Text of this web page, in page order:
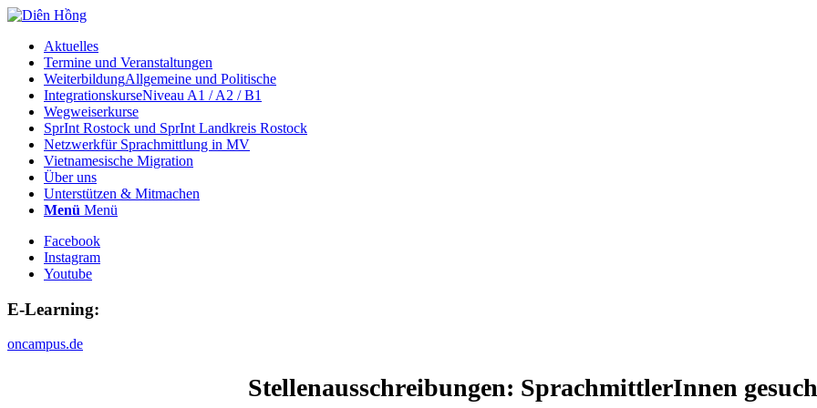
Aktuelles
Termine und Veranstaltungen
WeiterbildungAllgemeine und Politische
IntegrationskurseNiveau A1 / A2 / B1
Wegweiserkurse
SprInt Rostock und SprInt Landkreis Rostock
Netzwerkfür Sprachmittlung in MV
Vietnamesische Migration
Über uns
Unterstützen & Mitmachen
Menü Menü
Facebook
Instagram
Youtube
E-Learning:
oncampus.de
Stellenausschreibungen: SprachmittlerInnen